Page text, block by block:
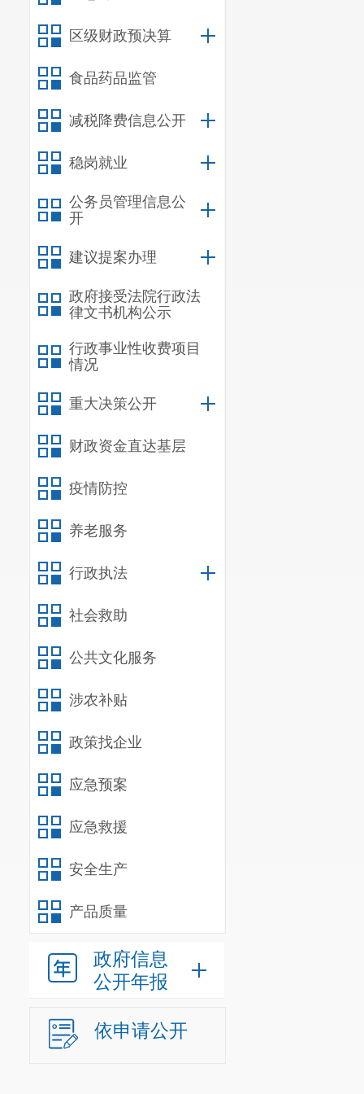
区级财政预决算
食品药品监管
减税降费信息公开
稳岗就业
公务员管理信息公
开
建议提案办理
政府接受法院行政法
律文书机构公示
行政事业性收费项目
情况
重大决策公开
财政资金直达基层
疫情防控
养老服务
行政执法
社会救助
公共文化服务
涉农补贴
政策找企业
应急预案
应急救援
安全生产
产品质量
政府信息
公开年报
依申请公开